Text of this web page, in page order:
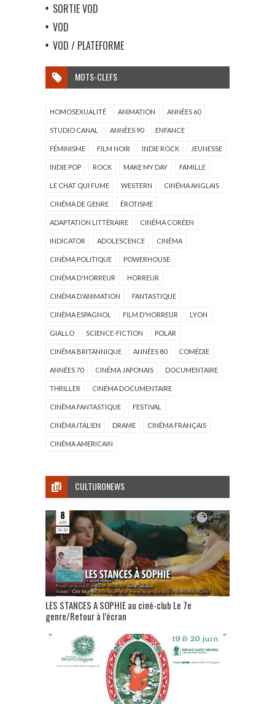
SORTIE VOD
VOD
VOD / PLATEFORME
MOTS-CLEFS
HOMOSEXUALITÉ ANIMATION ANNÉES 60
STUDIO CANAL ANNÉES 90 ENFANCE
FÉMINISME FILM NOIR INDIE ROCK JEUNESSE
INDIE POP ROCK MAKE MY DAY FAMILLE
LE CHAT QUI FUME WESTERN CINÉMA ANGLAIS
CINÉMA DE GENRE ÉROTISME
ADAPTATION LITTÉRAIRE CINÉMA CORÉEN
INDICATOR ADOLESCENCE CINÉMA
CINÉMA POLITIQUE POWERHOUSE
CINÉMA D'HORREUR HORREUR
CINÉMA D'ANIMATION FANTASTIQUE
CINÉMA ESPAGNOL FILM D'HORREUR LYON
GIALLO SCIENCE-FICTION POLAR
CINÉMA BRITANNIQUE ANNÉES 80 COMÉDIE
ANNÉES 70 CINÉMA JAPONAIS DOCUMENTAIRE
THRILLER CINÉMA DOCUMENTAIRE
CINÉMA FANTASTIQUE FESTIVAL
CINÉMA ITALIEN DRAME CINÉMA FRANÇAIS
CINÉMA AMERICAIN
CULTURONEWS
LES STANCES A SOPHIE au ciné-club Le 7e
genre/Retour à l’écran